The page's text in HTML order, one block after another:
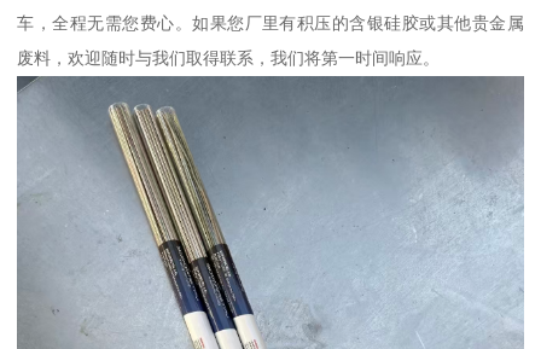
车，全程无需您费心。如果您厂里有积压的含银硅胶或其他贵金属
废料，欢迎随时与我们取得联系，我们将第一时间响应。